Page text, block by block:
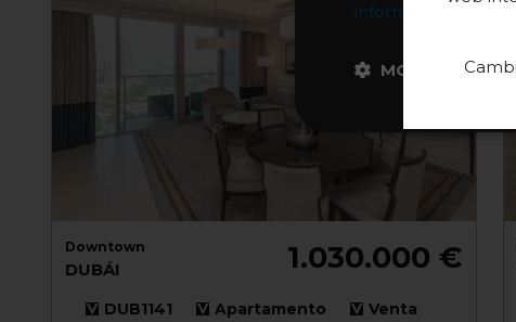
Downtown
DUBÁI 1.030.000 €
DUB1141 Apartamento Venta
información
MOSTRAR